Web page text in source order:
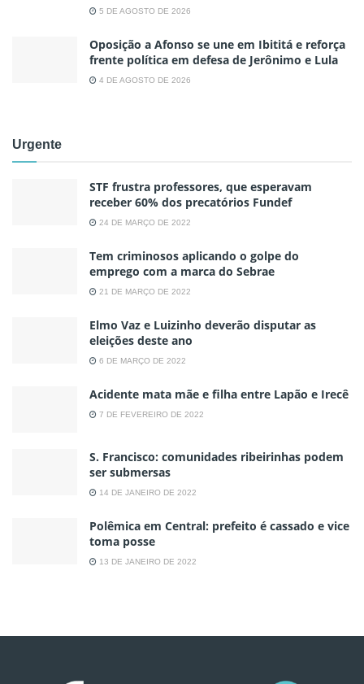
5 DE AGOSTO DE 2026
Oposição a Afonso se une em Ibititá e reforça
frente política em defesa de Jerônimo e Lula
4 DE AGOSTO DE 2026
Urgente
STF frustra professores, que esperavam
receber 60% dos precatórios Fundef
24 DE MARÇO DE 2022
Tem criminosos aplicando o golpe do
emprego com a marca do Sebrae
21 DE MARÇO DE 2022
Elmo Vaz e Luizinho deverão disputar as
eleições deste ano
6 DE MARÇO DE 2022
Acidente mata mãe e filha entre Lapão e Irecê
7 DE FEVEREIRO DE 2022
S. Francisco: comunidades ribeirinhas podem
ser submersas
14 DE JANEIRO DE 2022
Polêmica em Central: prefeito é cassado e vice
toma posse
13 DE JANEIRO DE 2022